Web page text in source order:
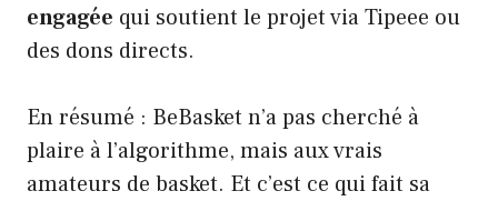
engagée qui soutient le projet via Tipeee ou
des dons directs.
En résumé : BeBasket n’a pas cherché à
plaire à l’algorithme, mais aux vrais
amateurs de basket. Et c’est ce qui fait sa